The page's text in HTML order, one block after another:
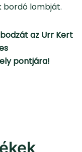
bordó lombját.
az Urr Kert
pontjára!